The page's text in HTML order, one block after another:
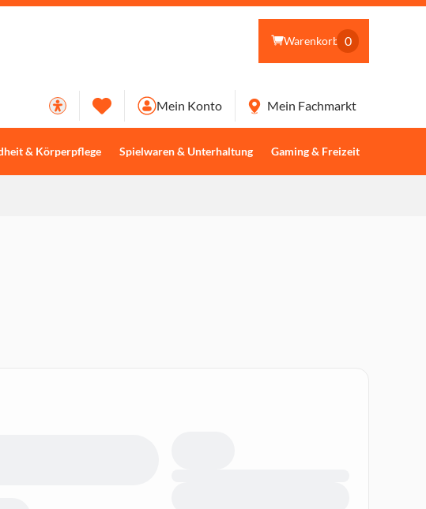
Warenkorb 0
& Körperpflege Spielwaren & Unterhaltung Gaming & Freizeit
Mein Konto Mein Fachmarkt